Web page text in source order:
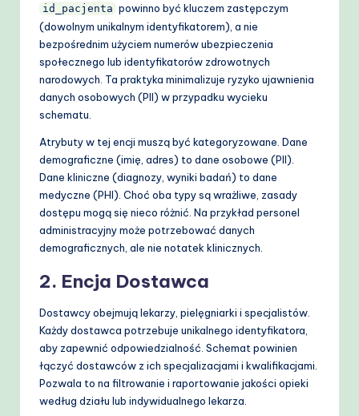
id_pacjenta powinno być kluczem zastępczym
(dowolnym unikalnym identyfikatorem), a nie
bezpośrednim użyciem numerów ubezpieczenia
społecznego lub identyfikatorów zdrowotnych
narodowych. Ta praktyka minimalizuje ryzyko ujawnienia
danych osobowych (PII) w przypadku wycieku
schematu.
Atrybuty w tej encji muszą być kategoryzowane. Dane
demograficzne (imię, adres) to dane osobowe (PII).
Dane kliniczne (diagnozy, wyniki badań) to dane
medyczne (PHI). Choć oba typy są wrażliwe, zasady
dostępu mogą się nieco różnić. Na przykład personel
administracyjny może potrzebować danych
demograficznych, ale nie notatek klinicznych.
2. Encja Dostawca
Dostawcy obejmują lekarzy, pielęgniarki i specjalistów.
Każdy dostawca potrzebuje unikalnego identyfikatora,
aby zapewnić odpowiedzialność. Schemat powinien
łączyć dostawców z ich specjalizacjami i kwalifikacjami.
Pozwala to na filtrowanie i raportowanie jakości opieki
według działu lub indywidualnego lekarza.